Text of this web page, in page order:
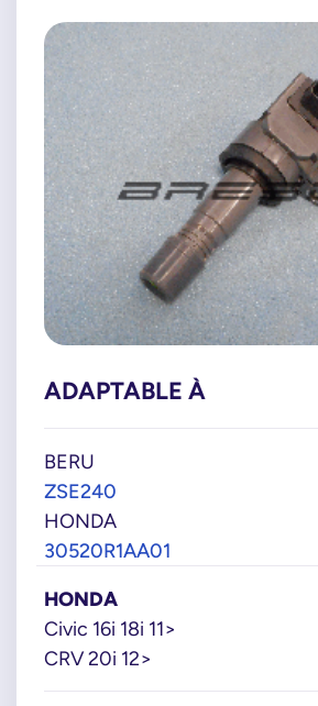
ADAPTABLE À
BERU
ZSE240
HONDA
30520R1AA01
HONDA
Civic 16i 18i 11>
CRV 20i 12>